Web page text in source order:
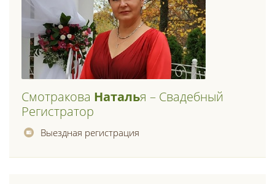
Смотракова НатальЯ – Свадебный
Регистратор
Выездная регистрация